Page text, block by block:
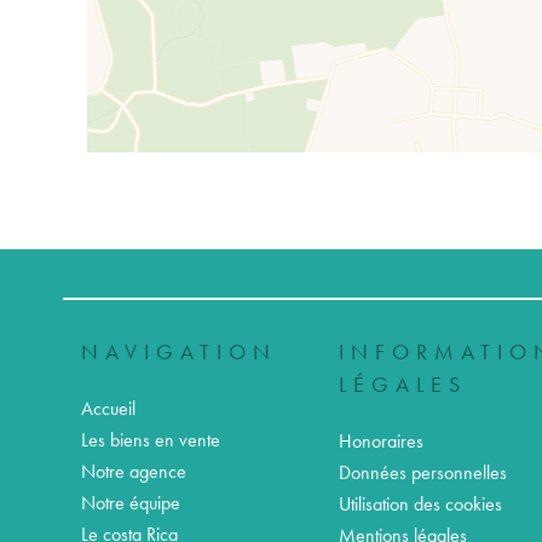
NAVIGATION
Accueil
Les biens en vente
Notre agence
Notre équipe
Le costa Rica
LÉGALES
Honoraires
Données personnelles
Utilisation des cookies
Mentions légales